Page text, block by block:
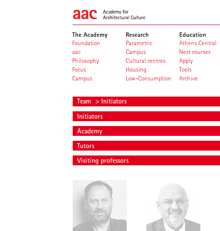
The Academy
Foundation
aac
Philosophy
Focus
Campus
Research
Parametric
Campus
Cultural centres
Housing
Low-Consumption
Education
Athens Central
Next courses
Apply
Tools
Archive
Team > Initiators
Initiators
Academy
Tutors
Visiting professors